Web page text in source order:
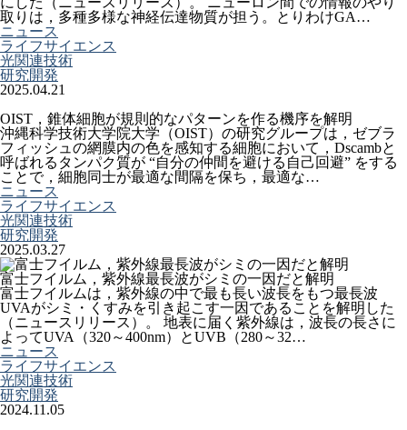
取りは，多種多様な神経伝達物質が担う。とりわけGA…
ニュース
ライフサイエンス
光関連技術
研究開発
2025.04.21
OIST，錐体細胞が規則的なパターンを作る機序を解明
沖縄科学技術大学院大学（OIST）の研究グループは，ゼブラ
フィッシュの網膜内の色を感知する細胞において，Dscambと
呼ばれるタンパク質が “自分の仲間を避ける自己回避” をする
ことで，細胞同士が最適な間隔を保ち，最適な…
ニュース
ライフサイエンス
光関連技術
研究開発
2025.03.27
富士フイルム，紫外線最長波がシミの一因だと解明
富士フイルムは，紫外線の中で最も長い波長をもつ最長波
UVAがシミ・くすみを引き起こす一因であることを解明した
（ニュースリリース）。 地表に届く紫外線は，波長の長さに
よってUVA（320～400nm）とUVB（280～32…
ニュース
ライフサイエンス
光関連技術
研究開発
2024.11.05